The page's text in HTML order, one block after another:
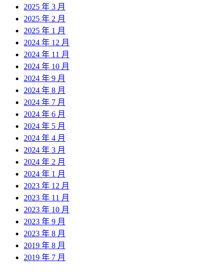
2025 年 3 月
2025 年 2 月
2025 年 1 月
2024 年 12 月
2024 年 11 月
2024 年 10 月
2024 年 9 月
2024 年 8 月
2024 年 7 月
2024 年 6 月
2024 年 5 月
2024 年 4 月
2024 年 3 月
2024 年 2 月
2024 年 1 月
2023 年 12 月
2023 年 11 月
2023 年 10 月
2023 年 9 月
2023 年 8 月
2019 年 8 月
2019 年 7 月